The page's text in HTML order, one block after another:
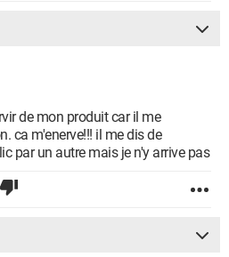
de mon produit car il me
ca m'enerve!!! il me dis de
par un autre mais je n'y arrive pas